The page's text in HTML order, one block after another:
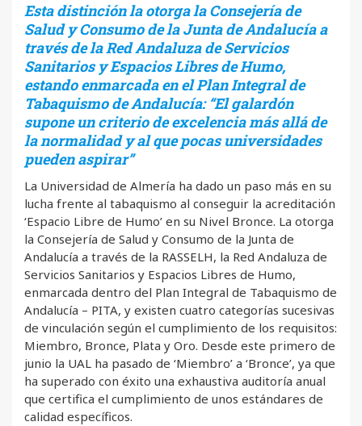
Esta distinción la otorga la Consejería de
Salud y Consumo de la Junta de Andalucía a
través de la Red Andaluza de Servicios
Sanitarios y Espacios Libres de Humo,
estando enmarcada en el Plan Integral de
Tabaquismo de Andalucía: “El galardón
supone un criterio de excelencia más allá de
la normalidad y al que pocas universidades
pueden aspirar”
La Universidad de Almería ha dado un paso más en su
lucha frente al tabaquismo al conseguir la acreditación
‘Espacio Libre de Humo’ en su Nivel Bronce. La otorga
la Consejería de Salud y Consumo de la Junta de
Andalucía a través de la RASSELH, la Red Andaluza de
Servicios Sanitarios y Espacios Libres de Humo,
enmarcada dentro del Plan Integral de Tabaquismo de
Andalucía – PITA, y existen cuatro categorías sucesivas
de vinculación según el cumplimiento de los requisitos:
Miembro, Bronce, Plata y Oro. Desde este primero de
junio la UAL ha pasado de ‘Miembro’ a ‘Bronce’, ya que
ha superado con éxito una exhaustiva auditoría anual
que certifica el cumplimiento de unos estándares de
calidad específicos.